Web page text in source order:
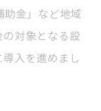
助金」など地域
対象となる設
入を進めまし